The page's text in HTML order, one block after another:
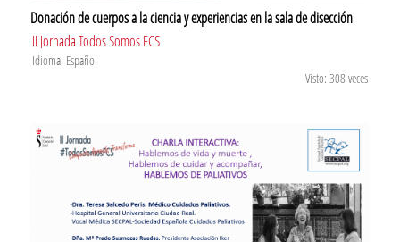
Donación de cuerpos a la ciencia y experiencias en la sala de disección
II Jornada Todos Somos FCS
Idioma: Español
Visto: 308 veces